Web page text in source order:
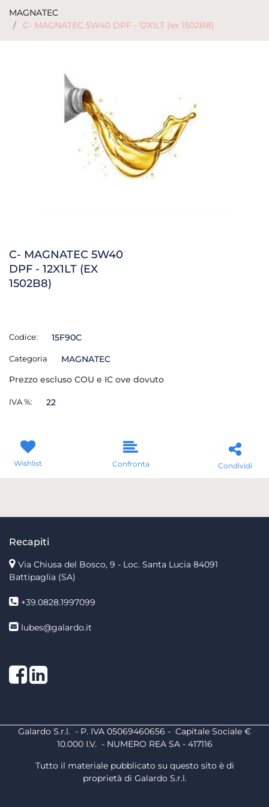
MAGNATEC
C- MAGNATEC 5W40 DPF - 12X1LT (ex 1502B8)
C- MAGNATEC 5W40
DPF - 12X1LT (EX
1502B8)
Codice: 15F90C
Categoria
MAGNATEC
Prezzo escluso COU e IC ove dovuto
IVA %: 22
Wishlist Confronta Condividi
Recapiti
Via Chiusa del Bosco, 9 - Loc. Santa Lucia 84091
Battipaglia (SA)
+39.0828.1997099
lubes@galardo.it
Facebook
LinkedIn
Galardo S.r.l. - P. IVA 05069460656 - Capitale Sociale €
10.000 I.V. - NUMERO REA SA - 417116
Tutto il materiale pubblicato su questo sito è di
proprietà di Galardo S.r.l.